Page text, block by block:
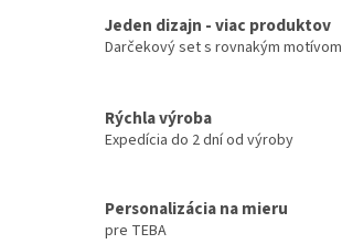
Jeden dizajn - viac produktov
Darčekový set s rovnakým motívom
Rýchla výroba
Expedícia do 2 dní od výroby
Personalizácia na mieru
pre TEBA